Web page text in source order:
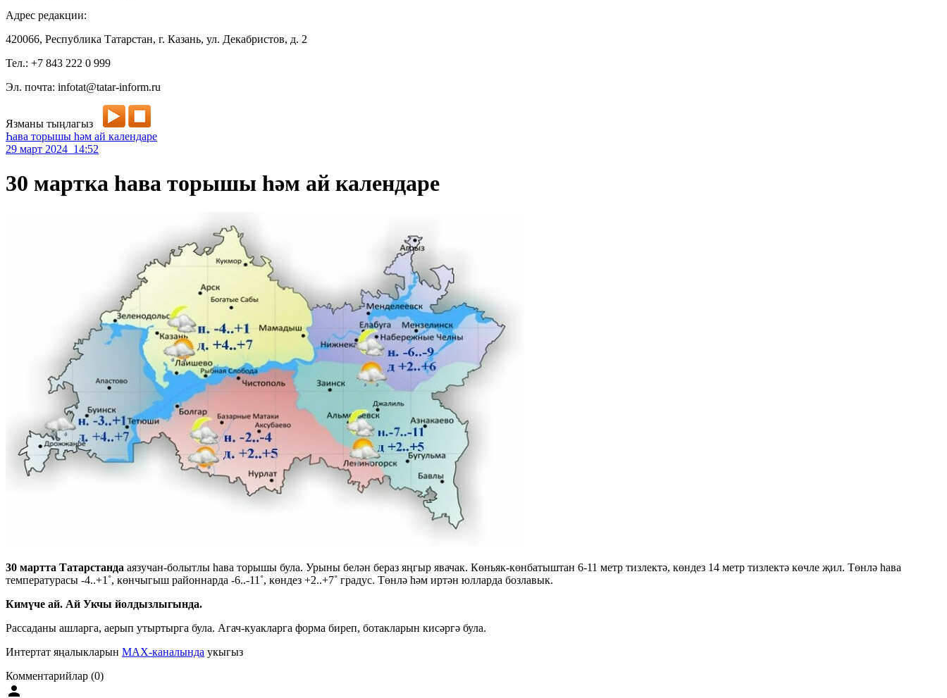
Адрес редакции:
420066, Республика Татарстан, г. Казань, ул. Декабристов, д. 2
Тел.: +7 843 222 0 999
Эл. почта: infotat@tatar-inform.ru
Язманы тыңлагыз
Һава торышы һәм ай календаре
29 март 2024 14:52
30 мартка һава торышы һәм ай календаре
30 мартта Татарстанда аязучан-болытлы һава торышы була. Урыны белән бераз яңгыр явачак. Көньяк-көнбатыштан 6-11 метр тизлектә, көндез 14 метр тизлектә көчле җил. Төнлә һава
температурасы -4..+1˚, көнчыгыш районнарда -6..-11˚, көндез +2..+7˚ градус. Төнлә һәм иртән юлларда бозлавык.
Кимүче ай. Ай Укчы йолдызлыгында.
Рассаданы ашларга, аерып утыртырга була. Агач-куакларга форма биреп, ботакларын кисәргә була.
Интертат яңалыкларын MAX-каналында укыгыз
Комментарийлар (0)